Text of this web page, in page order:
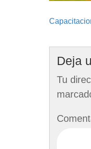
Deja
Tu